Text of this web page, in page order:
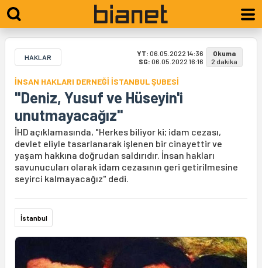
HAKLAR YT: 06.05.2022 14:36
SG: 06.05.2022 16:16
Okuma
2 dakika
İNSAN HAKLARI DERNEĞİ İSTANBUL ŞUBESİ
"Deniz, Yusuf ve Hüseyin'i
unutmayacağız"
İHD açıklamasında, "Herkes biliyor ki; idam cezası,
devlet eliyle tasarlanarak işlenen bir cinayettir ve
yaşam hakkına doğrudan saldırıdır. İnsan hakları
savunucuları olarak idam cezasının geri getirilmesine
seyirci kalmayacağız" dedi.
İstanbul